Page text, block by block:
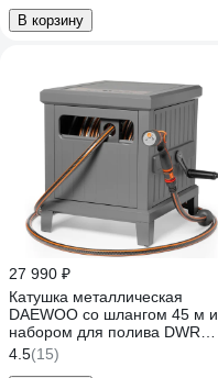
В корзину
27 990 ₽
Катушка металлическая
DAEWOO со шлангом 45 м и
набором для полива DWR
6145
4.5(15)